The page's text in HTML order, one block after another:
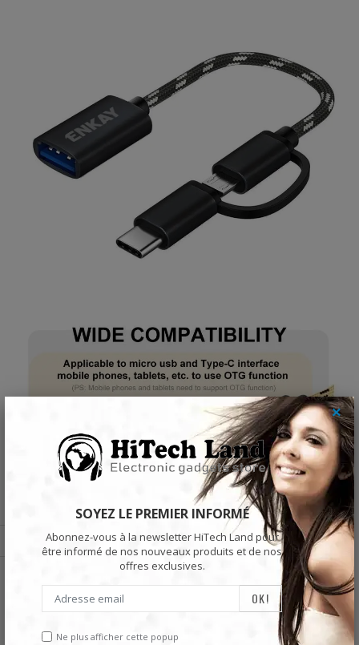
SOYEZ LE PREMIER INFORMÉ
Abonnez-vous à la newsletter HiTech Land pour
être informé de nos nouveaux produits et de nos
offres exclusives.
Ne plus afficher cette popup
×